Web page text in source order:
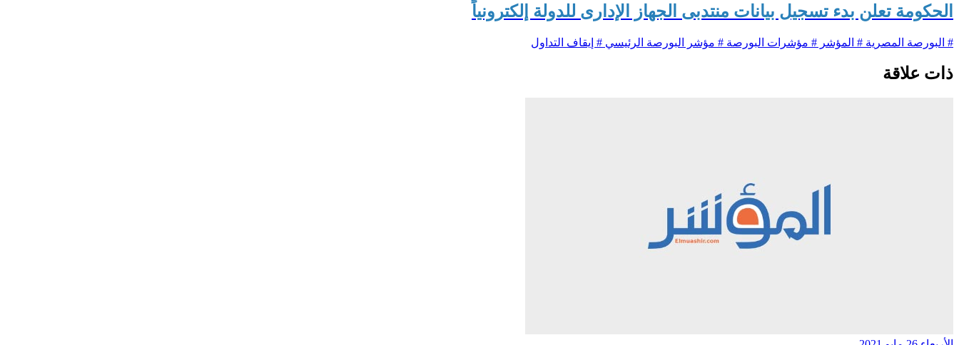
الحكومة تعلن بدء تسجيل بيانات منتدبى الجهاز الإدارى للدولة إلكترونياً
# البورصة المصرية # المؤشر # مؤشرات البورصة # مؤشر البورصة الرئيسي # إيقاف التداول
ذات علاقة